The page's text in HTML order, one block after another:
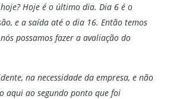
Hoje é o último dia. Dia 6 é o
e a saída até o dia 16. Então temos
possamos fazer a avaliação do
na necessidade da empresa, e não
aqui ao segundo ponto que foi